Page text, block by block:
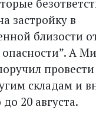
застройку в
близости
А
складам и
20 августа.